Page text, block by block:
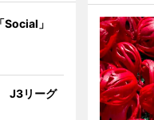
Social」
J3リーグ